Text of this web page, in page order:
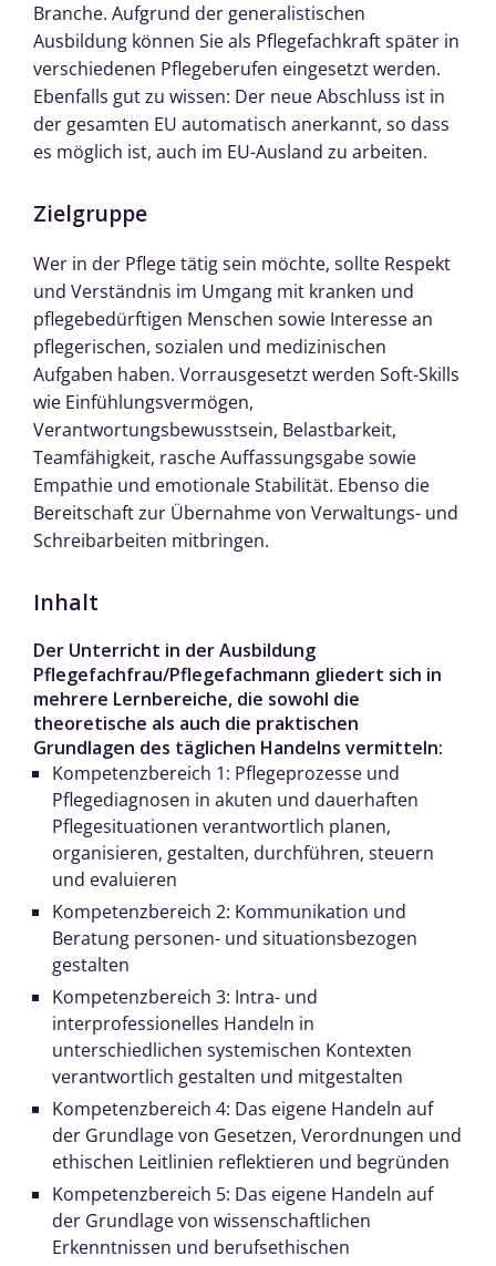
Branche. Aufgrund der generalistischen
Ausbildung können Sie als Pflegefachkraft später in
verschiedenen Pflegeberufen eingesetzt werden.
Ebenfalls gut zu wissen: Der neue Abschluss ist in
der gesamten EU automatisch anerkannt, so dass
es möglich ist, auch im EU-Ausland zu arbeiten.
Zielgruppe
Wer in der Pflege tätig sein möchte, sollte Respekt
und Verständnis im Umgang mit kranken und
pflegebedürftigen Menschen sowie Interesse an
pflegerischen, sozialen und medizinischen
Aufgaben haben. Vorrausgesetzt werden Soft-Skills
wie Einfühlungsvermögen,
Verantwortungsbewusstsein, Belastbarkeit,
Teamfähigkeit, rasche Auffassungsgabe sowie
Empathie und emotionale Stabilität. Ebenso die
Bereitschaft zur Übernahme von Verwaltungs- und
Schreibarbeiten mitbringen.
Inhalt
Der Unterricht in der Ausbildung
Pflegefachfrau/Pflegefachmann gliedert sich in
mehrere Lernbereiche, die sowohl die
theoretische als auch die praktischen
Grundlagen des täglichen Handelns vermitteln:
Kompetenzbereich 1: Pflegeprozesse und
Pflegediagnosen in akuten und dauerhaften
Pflegesituationen verantwortlich planen,
organisieren, gestalten, durchführen, steuern
und evaluieren
Kompetenzbereich 2: Kommunikation und
Beratung personen- und situationsbezogen
gestalten
Kompetenzbereich 3: Intra- und
interprofessionelles Handeln in
unterschiedlichen systemischen Kontexten
verantwortlich gestalten und mitgestalten
Kompetenzbereich 4: Das eigene Handeln auf
der Grundlage von Gesetzen, Verordnungen und
ethischen Leitlinien reflektieren und begründen
Kompetenzbereich 5: Das eigene Handeln auf
der Grundlage von wissenschaftlichen
Erkenntnissen und berufsethischen